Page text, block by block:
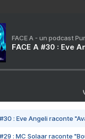
FACE A - un podcast
FACE A #30 : Eve
#30 : Eve Angeli raconte
#29 : MC Solaar raconte